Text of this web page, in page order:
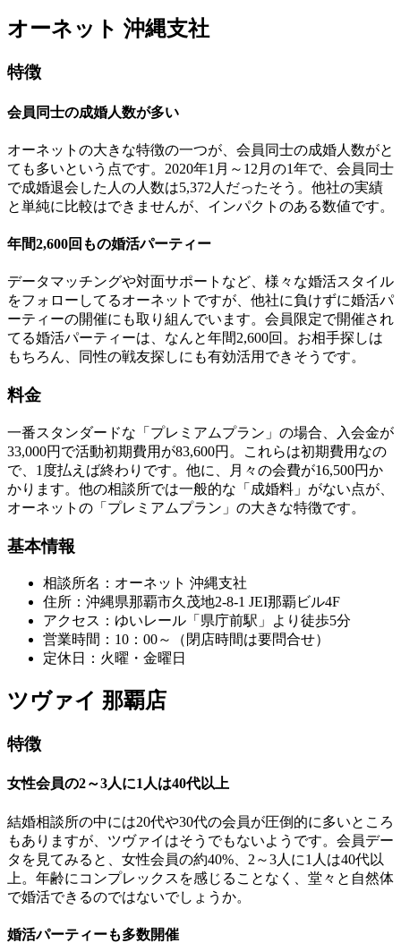
オーネット 沖縄支社
特徴
会員同士の成婚人数が多い
オーネットの大きな特徴の一つが、会員同士の成婚人数がと
ても多いという点です。2020年1月～12月の1年で、会員同士
で成婚退会した人の人数は5,372人だったそう。他社の実績
と単純に比較はできませんが、インパクトのある数値です。
年間2,600回もの婚活パーティー
データマッチングや対面サポートなど、様々な婚活スタイル
をフォローしてるオーネットですが、他社に負けずに婚活パ
ーティーの開催にも取り組んでいます。会員限定で開催され
てる婚活パーティーは、なんと年間2,600回。お相手探しは
もちろん、同性の戦友探しにも有効活用できそうです。
料金
一番スタンダードな「プレミアムプラン」の場合、入会金が
33,000円で活動初期費用が83,600円。これらは初期費用なの
で、1度払えば終わりです。他に、月々の会費が16,500円か
かります。他の相談所では一般的な「成婚料」がない点が、
オーネットの「プレミアムプラン」の大きな特徴です。
基本情報
相談所名：オーネット 沖縄支社
住所：沖縄県那覇市久茂地2-8-1 JEI那覇ビル4F
アクセス：ゆいレール「県庁前駅」より徒歩5分
営業時間：10：00～（閉店時間は要問合せ）
定休日：火曜・金曜日
ツヴァイ 那覇店
特徴
女性会員の2～3人に1人は40代以上
結婚相談所の中には20代や30代の会員が圧倒的に多いところ
もありますが、ツヴァイはそうでもないようです。会員デー
タを見てみると、女性会員の約40%、2～3人に1人は40代以
上。年齢にコンプレックスを感じることなく、堂々と自然体
で婚活できるのではないでしょうか。
婚活パーティーも多数開催